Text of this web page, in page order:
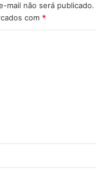
mail não será publicado.
com *